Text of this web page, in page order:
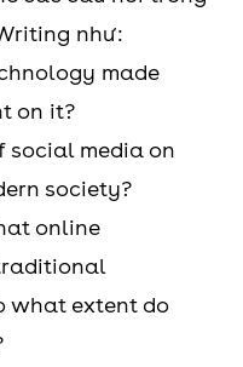
này hỗ trợ vốn từ
miêu tả, rất hữu
ích cho Speaking
và Writing khi cần
diễn đạt cảm xúc,
thị giác hoặc trải
nghiệm cá nhân.
Tập trung vào sức
khỏe, lối sống và
như:
made
on it?
social media on
society?
online
what extent do